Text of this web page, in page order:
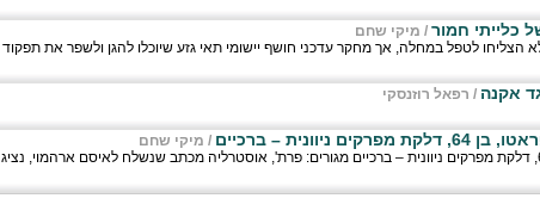
כלייתי חמור / מיקי שחם
הצליחו לטפל במחלה, אך מחקר עדכני חושף יישומי תאי גזע שיוכלו להגן ולשפר את תפקוד
אקנה / רפאל רוזנסקי
– ברכיים / מיקי שחם
מיקי שחם מביא את מכתבו של רוברט דה פראטו, בן 64, דלקת מפרקים ניוונית – ברכיים מגורים: פרת', אוסטרליה מכתב שנשלח לאיסם ארהמוי, נציג